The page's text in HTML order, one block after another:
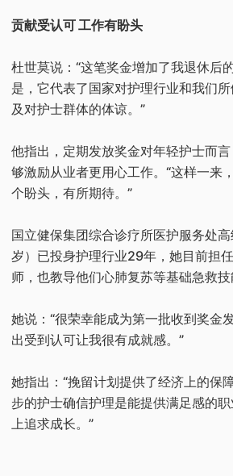
贡献受认可 工作有盼头
杜世莫说：“这笔奖金增加了我退休后
是，它代表了国家对护理行业和我们
及对护士群体的体谅。”
他指出，定期发放奖金对年轻护士而
够激励从业者更用心工作。“这样一来
个盼头，有所期待。”
国立健保集团综合诊疗所医护服务处
岁）已投身护理行业29年，她目前担
师，也教导他们心肺复苏等基础急救技
她说：“很荣幸能成为第一批收到奖金
出受到认可让我很有成就感。”
她指出：“挽留计划提供了经济上的保
步的护士确信护理是能提供满足感的
上追求成长。”